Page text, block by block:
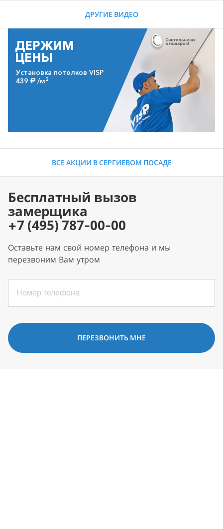
ДРУГИЕ ВИДЕО
ДЕРЖИМ
ЦЕНЫ
Установка потолков VISP
439
/м2
ВСЕ АКЦИИ В СЕРГИЕВОМ ПОСАДЕ
Бесплатный вызов
замерщика
+7 (495) 787-00-00
Оставьте нам свой номер телефона и мы
перезвоним Вам утром
ПЕРЕЗВОНИТЬ МНЕ